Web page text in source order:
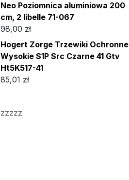
Neo Poziomnica aluminiowa 200
cm, 2 libelle 71-067
98,00 zł
Hogert Zorge Trzewiki Ochronne
Wysokie S1P Src Czarne 41 Gtv
Ht5K517-41
85,01 zł
zzzzz